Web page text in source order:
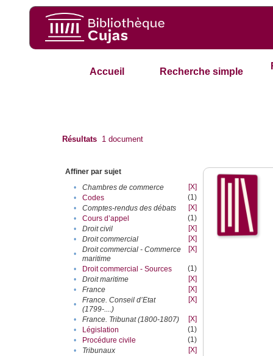
Accueil Recherche simple
Résultats 1 document
Affiner par sujet
•
Chambres de commerce
[X]
•
Codes
(1)
•
Comptes-rendus des débats
[X]
•
Cours d’appel
(1)
•
Droit civil
[X]
•
Droit commercial
[X]
•
Droit commercial - Commerce
maritime
[X]
• Droit commercial - Sources
(1)
•
Droit maritime
[X]
•
France
[X]
•
France. Conseil d’Etat
(1799-....)
[X]
• France. Tribunat (1800-1807)
[X]
•
Législation
(1)
•
Procédure civile
(1)
•
Tribunaux
[X]